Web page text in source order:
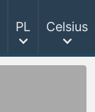
PL Celsius